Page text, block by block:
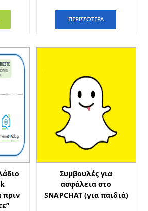
ΠΕΡΙΣΣΟΤΕΡΑ
πριν
Συμβουλές για
ασφάλεια στο
SNAPCHAT (για παιδιά)